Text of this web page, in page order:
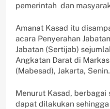
pemerintah dan
Amanat Kasad itu
acara Penyerahan
Jabatan (Sertijab)
Angkatan Darat di
(Mabesad), Jakarta, Senin.
Menurut Kasad,
dapat dilakukan